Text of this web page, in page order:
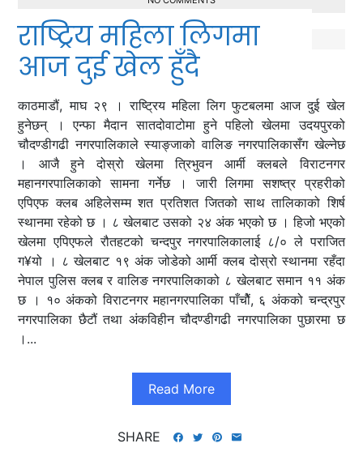
राष्ट्रिय महिला लिगमा
आज दुई खेल हुँदै
काठमाडौं, माघ २९ । राष्ट्रिय महिला लिग फुटबलमा आज दुई खेल
हुनेछन् । एन्फा मैदान सातदोवाटोमा हुने पहिलो खेलमा उदयपुरको
चौदण्डीगढी नगरपालिकाले स्याङ्जाको वालिङ नगरपालिकासँग खेल्नेछ
। आजै हुने दोस्रो खेलमा त्रिभुवन आर्मी क्लबले विराटनगर
महानगरपालिकाको सामना गर्नेछ । जारी लिगमा सशष्त्र प्रहरीको
एपिएफ क्लब अहिलेसम्म शत प्रतिशत जितको साथ तालिकाको शिर्ष
स्थानमा रहेको छ । ८ खेलबाट उसको २४ अंक भएको छ । हिजो भएको
खेलमा एपिएफले रौतहटको चन्दपुर नगरपालिकालाई ८/० ले पराजित
ग¥यो । ८ खेलबाट १९ अंक जोडेको आर्मी क्लब दोस्रो स्थानमा रहँदा
नेपाल पुलिस क्लब र वालिङ नगरपालिकाको ८ खेलबाट समान ११ अंक
छ । १० अंकको विराटनगर महानगरपालिका पाँचौें, ६ अंकको चन्द्रपुर
नगरपालिका छैटौं तथा अंकविहीन चौदण्डीगढी नगरपालिका पुछारमा छ
।...
Read More
SHARE